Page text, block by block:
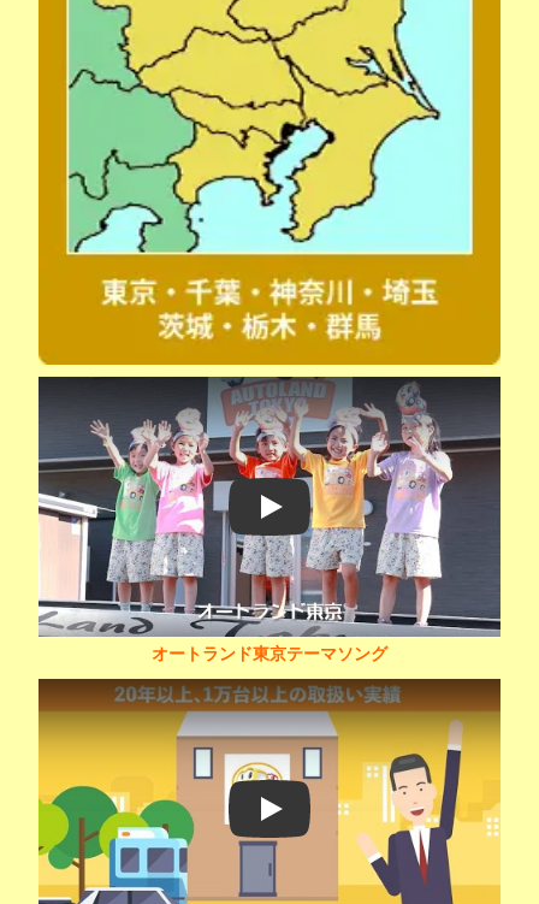
Play
オートランド東京テーマソング
Play